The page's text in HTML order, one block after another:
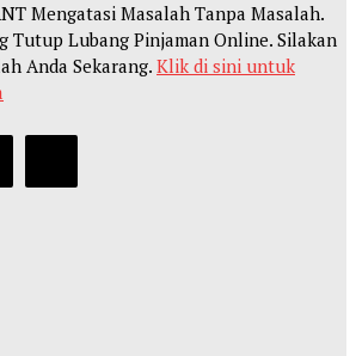
Mengatasi Masalah Tanpa Masalah.
Tutup Lubang Pinjaman Online. Silakan
Anda Sekarang. Klik di sini untuk